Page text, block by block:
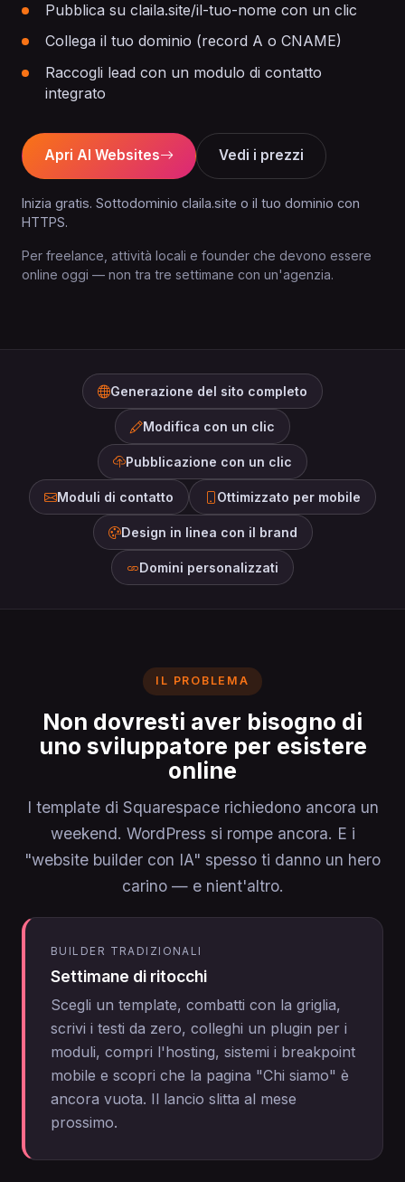
Pubblica su claila.site/il-tuo-nome con un clic
Collega il tuo dominio (record A o CNAME)
Raccogli lead con un modulo di contatto
integrato
Apri AI Websites Vedi i prezzi
Inizia gratis. Sottodominio claila.site o il tuo dominio con
HTTPS.
Per freelance, attività locali e founder che devono essere
online oggi — non tra tre settimane con un'agenzia.
Generazione del sito completo
Modifica con un clic
Pubblicazione con un clic
Moduli di contatto Ottimizzato per mobile
Design in linea con il brand
Domini personalizzati
IL PROBLEMA
Non dovresti aver bisogno di
uno sviluppatore per esistere
online
I template di Squarespace richiedono ancora un
weekend. WordPress si rompe ancora. E i
"website builder con IA" spesso ti danno un hero
carino — e nient'altro.
BUILDER TRADIZIONALI
Settimane di ritocchi
Scegli un template, combatti con la griglia,
scrivi i testi da zero, colleghi un plugin per i
moduli, compri l'hosting, sistemi i breakpoint
mobile e scopri che la pagina "Chi siamo" è
ancora vuota. Il lancio slitta al mese
prossimo.